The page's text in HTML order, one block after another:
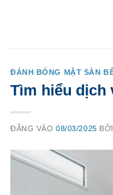
ĐÁNH BÓNG MẶT SÀN
Tìm hiểu dịch
ĐĂNG VÀO08/03/2025